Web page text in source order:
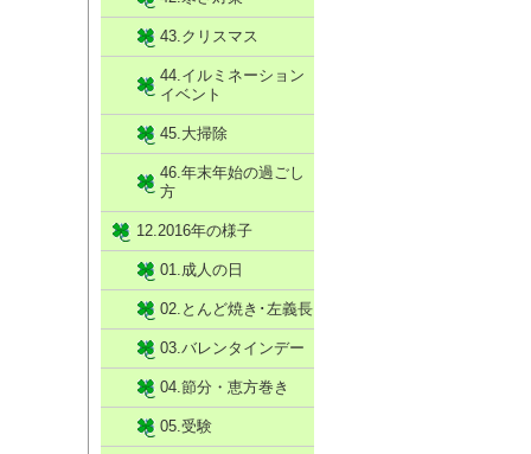
43.クリスマス
44.イルミネーション
イベント
45.大掃除
46.年末年始の過ごし
方
12.2016年の様子
01.成人の日
02.とんど焼き･左義長
03.バレンタインデー
04.節分・恵方巻き
05.受験